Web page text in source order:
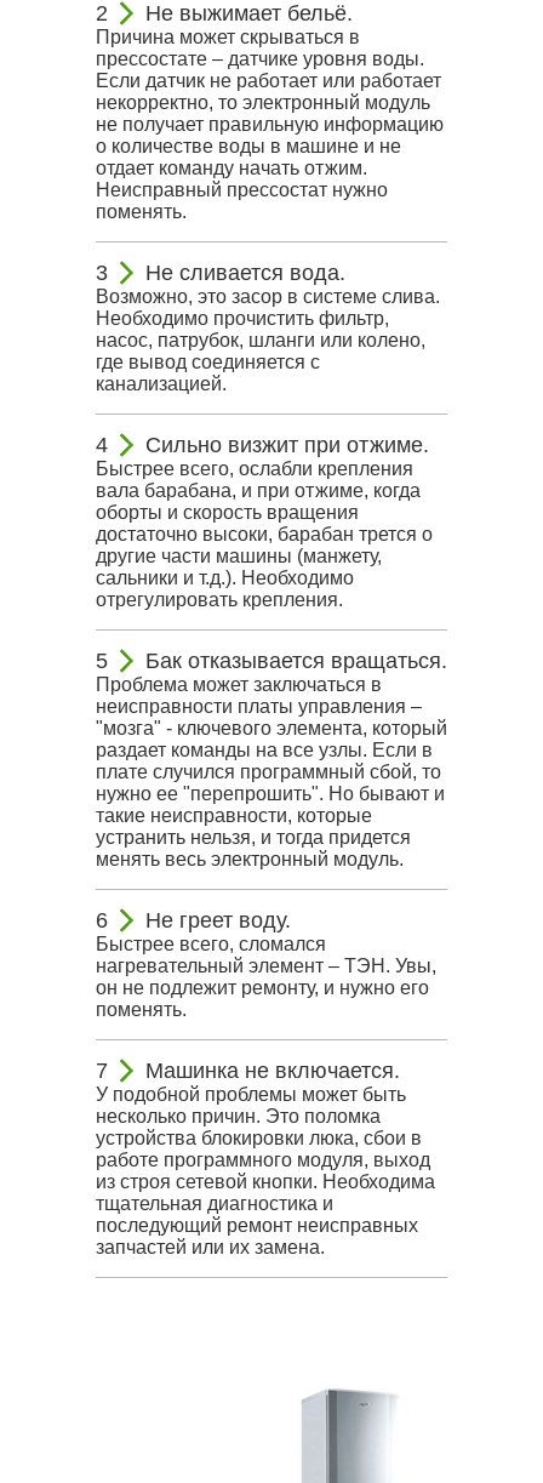
Не выжимает бельё.
Причина может скрываться в
прессостате – датчике уровня воды.
Если датчик не работает или работает
некорректно, то электронный модуль
не получает правильную информацию
о количестве воды в машине и не
отдает команду начать отжим.
Неисправный прессостат нужно
поменять.
Не сливается вода.
Возможно, это засор в системе слива.
Необходимо прочистить фильтр,
насос, патрубок, шланги или колено,
где вывод соединяется с
канализацией.
Сильно визжит при отжиме.
Быстрее всего, ослабли крепления
вала барабана, и при отжиме, когда
оборты и скорость вращения
достаточно высоки, барабан трется о
другие части машины (манжету,
сальники и т.д.). Необходимо
отрегулировать крепления.
Бак отказывается вращаться.
Проблема может заключаться в
неисправности платы управления –
"мозга" - ключевого элемента, который
раздает команды на все узлы. Если в
плате случился программный сбой, то
нужно ее "перепрошить". Но бывают и
такие неисправности, которые
устранить нельзя, и тогда придется
менять весь электронный модуль.
Не греет воду.
Быстрее всего, сломался
нагревательный элемент – ТЭН. Увы,
он не подлежит ремонту, и нужно его
поменять.
Машинка не включается.
У подобной проблемы может быть
несколько причин. Это поломка
устройства блокировки люка, сбои в
работе программного модуля, выход
из строя сетевой кнопки. Необходима
тщательная диагностика и
последующий ремонт неисправных
запчастей или их замена.